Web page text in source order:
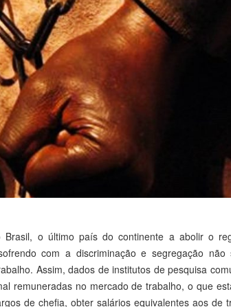
o último país do continente a abolir o
com a discriminação e segregação não
Assim, dados de institutos de pesquisa
remuneradas no mercado de trabalho, o que
de chefia, obter salários equivalentes aos de